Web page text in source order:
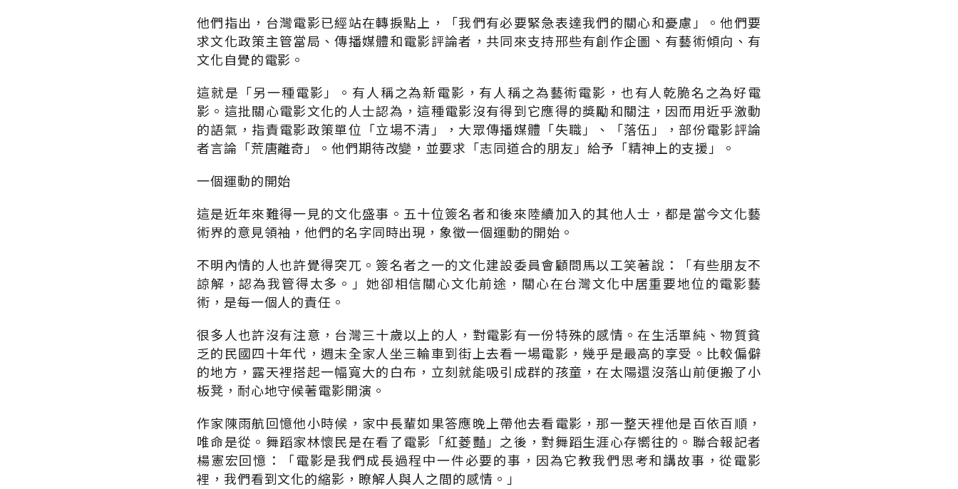
他們指出，台灣電影已經站在轉捩點上，「我們有必要緊急表達我們的關心和憂慮」。他們要
求文化政策主管當局、傳播媒體和電影評論者，共同來支持邢些有創作企圖、有藝術傾向、有
文化自覺的電影。
這就是「另一種電影」。有人稱之為新電影，有人稱之為藝術電影，也有人乾脆名之為好電
影。這批關心電影文化的人士認為，這種電影沒有得到它應得的獎勵和關注，因而用近乎激動
的語氣，指責電影政策單位「立場不清」，大眾傳播媒體「失職」、「落伍」，部份電影評論
者言論「荒唐離奇」。他們期待改變，並要求「志同道合的朋友」給予「精神上的支援」。
一個運動的開始
這是近年來難得一見的文化盛事。五十位簽名者和後來陸續加入的其他人士，都是當今文化藝
術界的意見領袖，他們的名字同時出現，象徵一個運動的開始。
不明內情的人也許覺得突兀。簽名者之一的文化建設委員會顧問馬以工笑著說：「有些朋友不
諒解，認為我管得太多。」她卻相信關心文化前途，關心在台灣文化中居重要地位的電影藝
術，是每一個人的責任。
很多人也許沒有注意，台灣三十歲以上的人，對電影有一份特殊的感情。在生活單純、物質貧
乏的民國四十年代，週末全家人坐三輪車到街上去看一場電影，幾乎是最高的享受。比較偏僻
的地方，露天裡搭起一幅寬大的白布，立刻就能吸引成群的孩童，在太陽還沒落山前便搬了小
板凳，耐心地守候著電影開演。
作家陳雨航回憶他小時候，家中長輩如果答應晚上帶他去看電影，那一整天裡他是百依百順，
唯命是從。舞蹈家林懷民是在看了電影「紅菱豔」之後，對舞蹈生涯心存嚮往的。聯合報記者
楊憲宏回憶：「電影是我們成長過程中一件必要的事，因為它教我們思考和講故事，從電影
裡，我們看到文化的縮影，瞭解人與人之間的感情。」